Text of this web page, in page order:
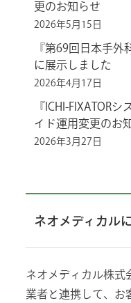
更のお知らせ
2026年5月15日
『第69回日本手外
に展示しました
2026年4月17日
『ICHI-FIXATOR
イド運用変更のお
2026年3月27日
ネオメディカル
ネオメディカル株式
業者と連携して、お